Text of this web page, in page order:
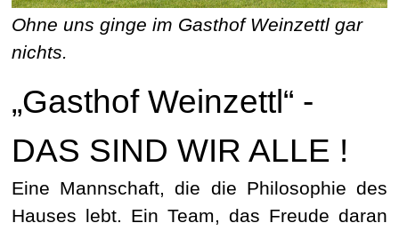
Ohne uns ginge im Gasthof Weinzettl gar
nichts.
„Gasthof Weinzettl“ -
DAS SIND WIR ALLE !
Eine Mannschaft, die die Philosophie des
Hauses lebt. Ein Team, das Freude daran